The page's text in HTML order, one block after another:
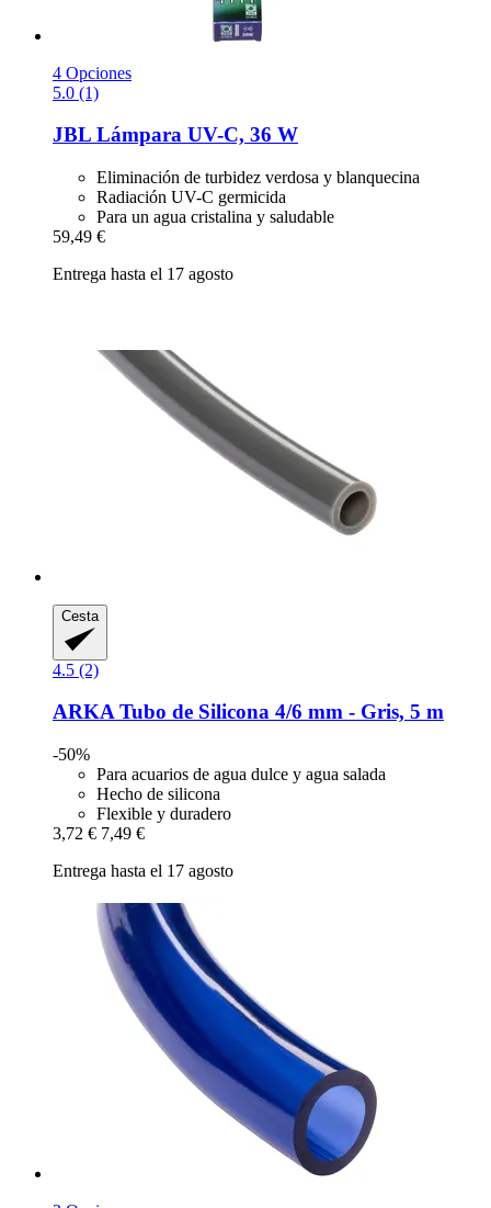
4 Opciones
5.0 (1)
JBL Lámpara UV-​C, 36 W
Eliminación de turbidez verdosa y blanquecina
Radiación UV-C germicida
Para un agua cristalina y saludable
59,49 €
Entrega hasta el 17 agosto
Cesta
4.5 (2)
ARKATubo de Silicona 4/6 mm -​ Gris, 5 m
-50%
Para acuarios de agua dulce y agua salada
Hecho de silicona
Flexible y duradero
3,72 € 7,49 €
Entrega hasta el 17 agosto